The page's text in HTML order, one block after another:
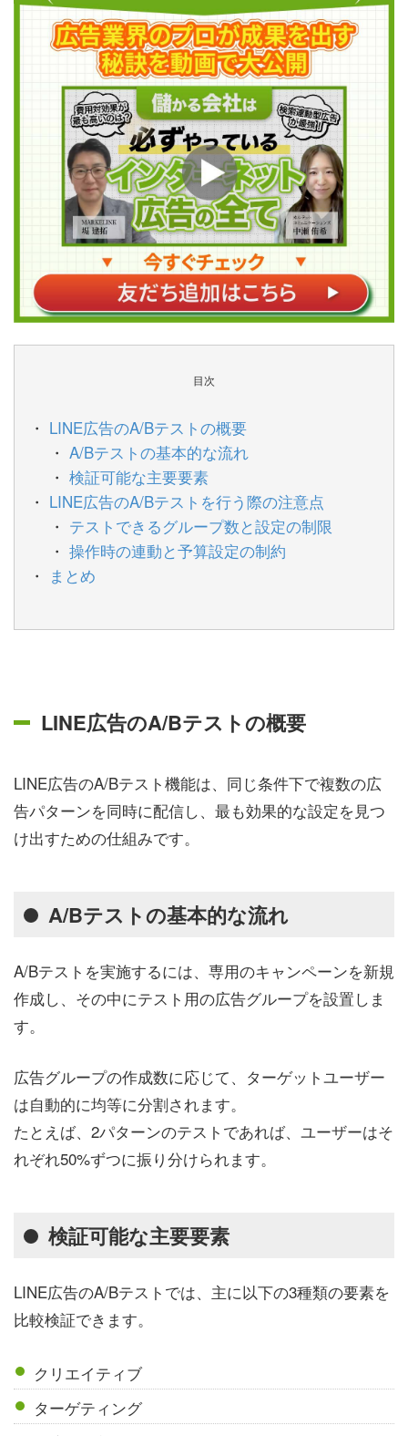
目次
LINE広告のA/Bテストの概要
A/Bテストの基本的な流れ
検証可能な主要要素
LINE広告のA/Bテストを行う際の注意点
テストできるグループ数と設定の制限
操作時の連動と予算設定の制約
まとめ
LINE広告のA/Bテストの概要
LINE広告のA/Bテスト機能は、同じ条件下で複数の広
告パターンを同時に配信し、最も効果的な設定を見つ
け出すための仕組みです。
A/Bテストの基本的な流れ
A/Bテストを実施するには、専用のキャンペーンを新規
作成し、その中にテスト用の広告グループを設置しま
す。
広告グループの作成数に応じて、ターゲットユーザー
は自動的に均等に分割されます。
たとえば、2パターンのテストであれば、ユーザーはそ
れぞれ50%ずつに振り分けられます。
検証可能な主要要素
LINE広告のA/Bテストでは、主に以下の3種類の要素を
比較検証できます。
クリエイティブ
ターゲティング